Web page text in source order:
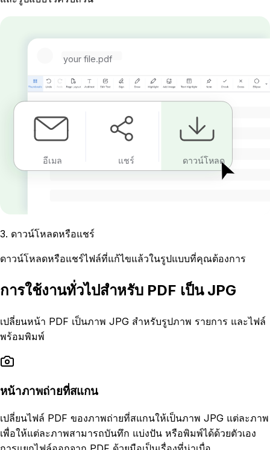
your file.pdf
อีเมล แชร์ ดาวน์โหลด
3. ดาวน์โหลดหรือแชร์
ดาวน์โหลดหรือแชร์ไฟล์ที่แก้ไขแล้วในรูปแบบที่คุณต้องการ
การใช้งานทั่วไปสำหรับ PDF เป็น JPG
เปลี่ยนหน้า PDF เป็นภาพ JPG สำหรับรูปภาพ รายการ และไฟล์
พร้อมพิมพ์
หน้าภาพถ่ายที่สแกน
เปลี่ยนไฟล์ PDF ของภาพถ่ายที่สแกนให้เป็นภาพ JPG แต่ละภาพ
เพื่อให้แต่ละภาพสามารถบันทึก แบ่งปัน หรือพิมพ์ได้ด้วยตัวเอง